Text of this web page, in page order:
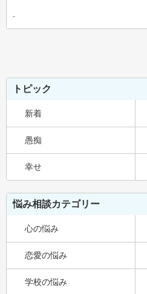
-
トピック
新着
愚痴
幸せ
悩み相談カテゴリー
心の悩み
恋愛の悩み
学校の悩み